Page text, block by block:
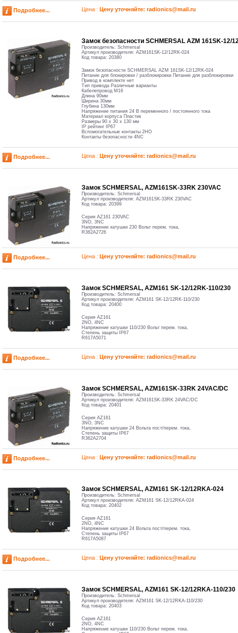
Подробнее... Цена : Цену уточняйте: radioniсs@mail.ru
Замок безопасности SCHMERSAL AZM 161SK-12/
Производитель: Schmersal
Артикул производителя: AZM161SK-12/12RK-024
Код товара: 20380
Замок безопасности SCHMERSAL AZM 161SK-12/12RK-024
Питание для блокировки / разблокировки Питание для разблокировки
Привод в комплекте нет
Тип привода Различные варианты
Кабелепровод M16
Длина 90мм
Ширина 30мм
Глубина 130мм
Напряжение питания 24 В переменного / постоянного тока
Материал корпуса Пластик
Размеры 90 х 30 х 130 мм
IP рейтинг IP67
Вспомогательные контакты 2НО
Контакты безопасности 4NC
Подробнее... Цена : Цену уточняйте: radioniсs@mail.ru
Замок SCHMERSAL, AZM161SK-33RK 230VAC
Производитель: Schmersal
Артикул производителя: AZM161SK-33RK 230VAC
Код товара: 20399
Серия AZ161 230VAC
3NO, 3NC
Напряжение катушки 230 Вольт перем. тока,
R362A2726
Подробнее... Цена : Цену уточняйте: radioniсs@mail.ru
Замок SCHMERSAL, AZM161 SK-12/12RK-110/230
Производитель: Schmersal
Артикул производителя: AZM161 SK-12/12RK-110/230
Код товара: 20400
Серия AZ161
2NO, 4NC
Напряжение катушки 110/230 Вольт перем. тока,
Степень защиты IP67
R617A5071
Подробнее... Цена : Цену уточняйте: radioniсs@mail.ru
Замок SCHMERSAL, AZM161SK-33RK 24VAC/DC
Производитель: Schmersal
Артикул производителя: AZM161SK-33RK 24VAC/DC
Код товара: 20401
Серия AZ161
3NO, 3NC
Напряжение катушки 24 Вольта пост/перем. тока,
Степень защиты IP67
R362A2704
Подробнее... Цена : Цену уточняйте: radioniсs@mail.ru
Замок SCHMERSAL, AZM161 SK-12/12RKA-024
Производитель: Schmersal
Артикул производителя: AZM161 SK-12/12RKA-024
Код товара: 20402
Серия AZ161
2NO, 4NC
Напряжение катушки 24 Вольта пост/перем. тока,
Степень защиты IP67
R617A5087
Подробнее... Цена : Цену уточняйте: radioniсs@mail.ru
Замок SCHMERSAL, AZM161 SK-12/12RKA-110/230
Производитель: Schmersal
Артикул производителя: AZM161 SK-12/12RKA-110/230
Код товара: 20403
Серия AZ161
2NO, 4NC
Напряжение катушки 110/230 Вольт перем. тока,